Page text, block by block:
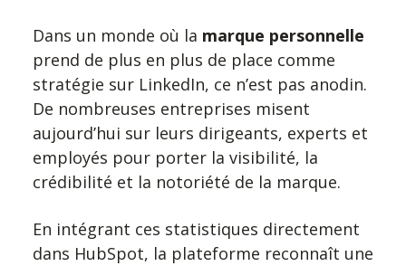
Dans un monde où la marque personnelle
prend de plus en plus de place comme
stratégie sur LinkedIn, ce n’est pas anodin.
De nombreuses entreprises misent
aujourd’hui sur leurs dirigeants, experts et
employés pour porter la visibilité, la
crédibilité et la notoriété de la marque.
En intégrant ces statistiques directement
dans HubSpot, la plateforme reconnaît une